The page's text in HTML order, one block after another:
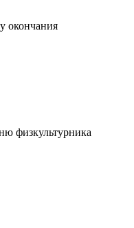
окончания
физкультурника